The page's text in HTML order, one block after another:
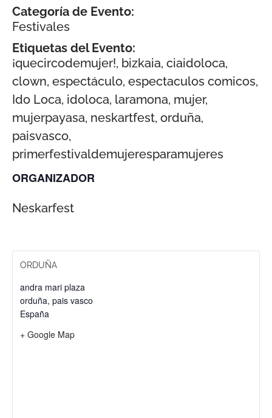
Categoría de Evento:
Festivales
Etiquetas del Evento:
¡quecircodemujer!, bizkaia, ciaidoloca,
clown, espectáculo, espectaculos comicos,
Ido Loca, idoloca, laramona, mujer,
mujerpayasa, neskartfest, orduña,
paisvasco,
primerfestivaldemujeresparamujeres
ORGANIZADOR
Neskarfest
ORDUÑA
andra mari plaza
orduña, pais vasco
España
+ Google Map